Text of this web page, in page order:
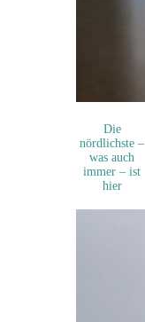
Die
nördlichste –
was auch
immer – ist
hier